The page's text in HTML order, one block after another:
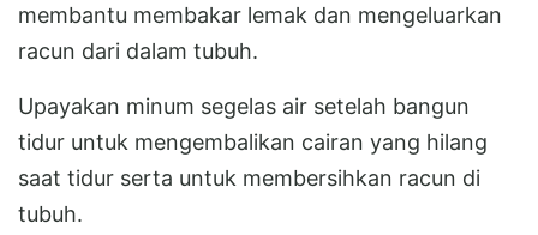
membantu membakar lemak dan mengeluarkan
racun dari dalam tubuh.
Upayakan minum segelas air setelah bangun
tidur untuk mengembalikan cairan yang hilang
saat tidur serta untuk membersihkan racun di
tubuh.